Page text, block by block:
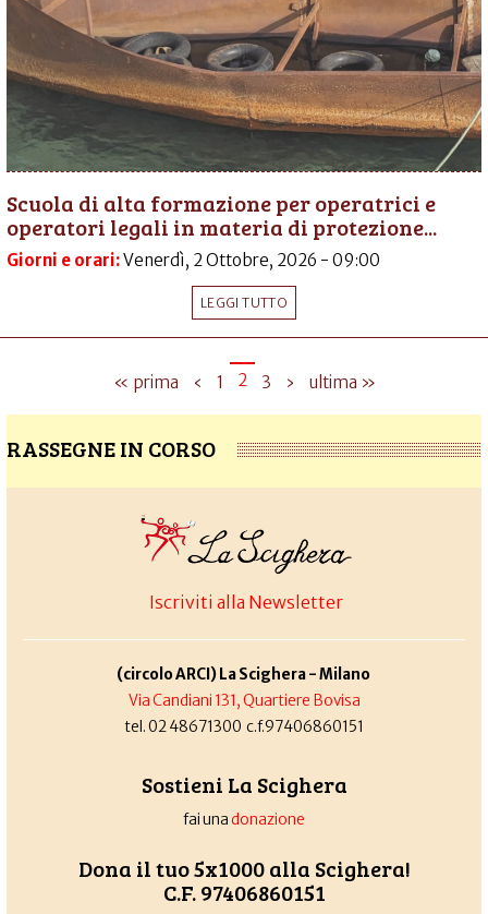
Scuola di alta formazione per operatrici e
operatori legali in materia di protezione...
Giorni e orari:Venerdì, 2 Ottobre, 2026 - 09:00
LEGGI TUTTO
« prima ‹ 1 2 3 › ultima »
RASSEGNE IN CORSO
Iscriviti alla Newsletter
(circolo ARCI) La Scighera - Milano
Via Candiani 131, Quartiere Bovisa
tel. 02 48671300 c.f.97406860151
Sostieni La Scighera
fai unadonazione
Dona il tuo 5x1000 alla Scighera!
C.F. 97406860151